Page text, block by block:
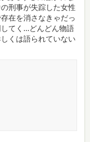
刑事が失踪した女性
在を消さなきゃだっ
てく...どんどん物語
くは語られていない